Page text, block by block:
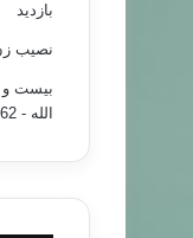
بازدید
نصیب
بیست
الله - 148,962 بازدید